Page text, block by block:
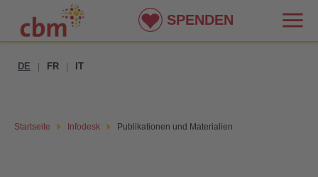
DE FR IT
Startseite Infodesk Publikationen und Materialien
SPENDEN